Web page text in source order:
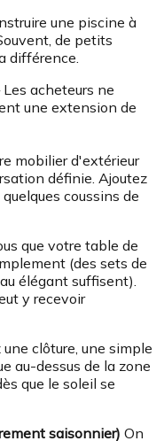
une piscine à
de petits
différence.
Les acheteurs ne
une extension de
mobilier d'extérieur
définie. Ajoutez
coussins de
que votre table de
(des sets de
élégant suffisent).
y recevoir
clôture, une simple
au-dessus de la zone
que le soleil se
saisonnier) On